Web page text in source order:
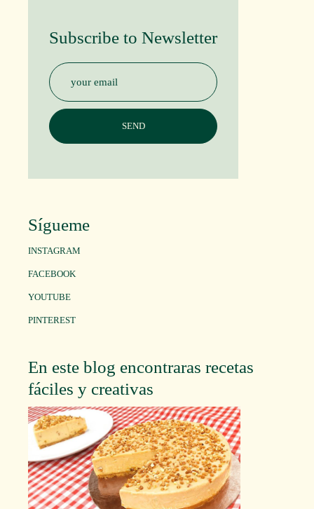
Subscribe to Newsletter
Sígueme
INSTAGRAM
FACEBOOK
YOUTUBE
PINTEREST
En este blog encontraras recetas
fáciles y creativas